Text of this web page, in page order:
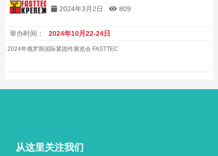
2024年3月2日 809
举办时间： 2024年10月22-24日
2024年俄罗斯国际紧固件展览会 FASTTEC
从这里关注我们